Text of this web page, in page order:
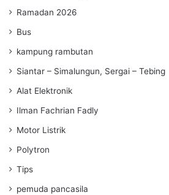
Ramadan 2026
Bus
kampung rambutan
Siantar – Simalungun, Sergai – Tebing
Alat Elektronik
Ilman Fachrian Fadly
Motor Listrik
Polytron
Tips
pemuda pancasila